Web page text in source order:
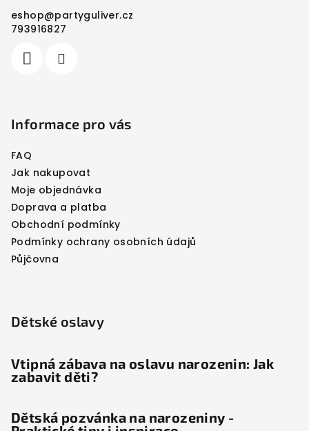
eshop@partyguliver.cz
793916827
Informace pro vás
FAQ
Jak nakupovat
Moje objednávka
Doprava a platba
Obchodní podmínky
Podmínky ochrany osobních údajů
Půjčovna
Dětské oslavy
Vtipná zábava na oslavu narozenin: Jak
zabavit děti?
Dětská pozvánka na narozeniny -